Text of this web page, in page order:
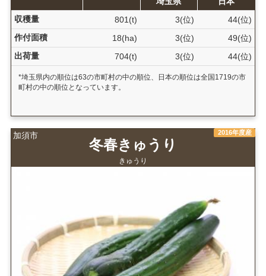
収穫量
801(t) 3(位)
44(位)
作付面積
18(ha) 3(位)
49(位)
出荷量
704(t) 3(位) 44(位)
*埼玉県内の順位は63の市町村の中の順位、日本の順位は全国1719の市
町村の中の順位となっています。
加須市 2016年度産
冬春きゅうり
きゅうり